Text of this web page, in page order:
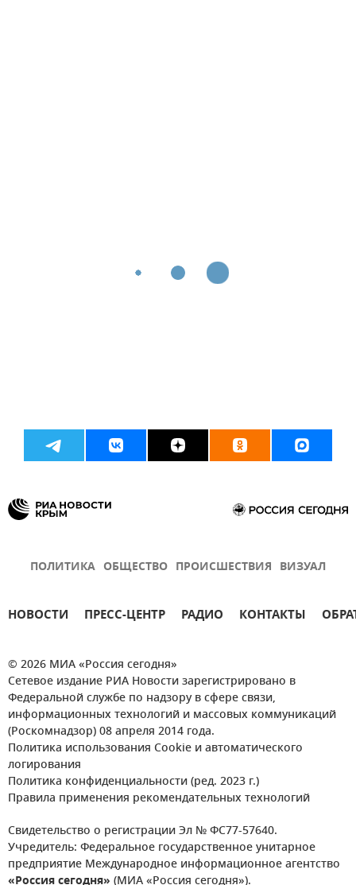
ПОЛИТИКА ОБЩЕСТВО ПРОИСШЕСТВИЯ ВИЗУАЛ
НОВОСТИ ПРЕСС-ЦЕНТР РАДИО КОНТАКТЫ
© 2026 МИА «Россия сегодня»
Сетевое издание РИА Новости зарегистрировано в
Федеральной службе по надзору в сфере связи,
информационных технологий и массовых коммуникаций
(Роскомнадзор) 08 апреля 2014 года.
Политика использования Cookie и автоматического
логирования
Политика конфиденциальности (ред. 2023 г.)
Правила применения рекомендательных технологий
Свидетельство о регистрации Эл № ФС77-57640.
Учредитель: Федеральное государственное унитарное
предприятие Международное информационное агентство